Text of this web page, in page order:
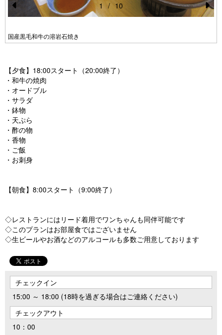
Pr
e
vi
u
s
国産黒毛和牛の溶岩石焼き
N
xt
1 / 10
【夕食】18:00スタート（20:00終了）
・和牛の焼肉
・オードブル
・サラダ
・鉢物
・天ぷら
・酢の物
・香物
・ご飯
・お刺身
【朝食】8:00スタート（9:00終了）
◇レストランにはリード着用でワンちゃんも同伴可能です
◇このプランはお部屋食ではございません
◇生ビールやお酒などのアルコールも多数ご用意しております
チェックイン
15:00 ～ 18:00 (18時を過ぎる場合はご連絡ください)
チェックアウト
10：00